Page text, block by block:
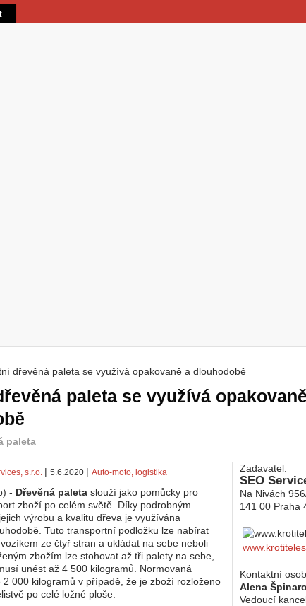
dřevěná paleta se využívá opakovaně a dlouhodobě
paleta se využívá
paleta
s.r.o. | 5.6.2020 | Auto-moto, logistika
- Dřevěná paleta slouží jako pomůcky pro
zboží po celém světě. Díky podrobným
výrobu a kvalitu dřeva je využívána
Tuto transportní podložku lze nabírat
ze čtyř stran a ukládat na sebe neboli
zbožím lze stohovat až tři palety na sebe,
unést až 4 500 kilogramů. Normovaná
2 000 kilogramů v případě, že je zboží rozloženo
po celé ložné ploše.
Zadavatel:
SEO
Na Nivách
141 00 Praha
Kontaktní
Alena
Vedoucí